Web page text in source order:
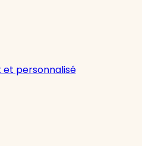
et personnalisé